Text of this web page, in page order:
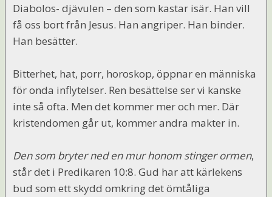
Diabolos- djävulen – den som kastar isär. Han vill
få oss bort från Jesus. Han angriper. Han binder.
Han besätter.
Bitterhet, hat, porr, horoskop, öppnar en människa
för onda inflytelser. Ren besättelse ser vi kanske
inte så ofta. Men det kommer mer och mer. Där
kristendomen går ut, kommer andra makter in.
Den som bryter ned en mur honom stinger ormen,
står det i Predikaren 10:8. Gud har att kärlekens
bud som ett skydd omkring det ömtåliga